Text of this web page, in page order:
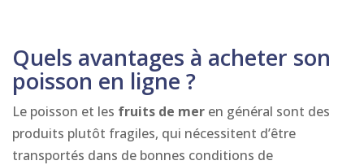
Quels avantages à acheter son
poisson en ligne ?
Le poisson et les fruits de mer en général sont des
produits plutôt fragiles, qui nécessitent d’être
transportés dans de bonnes conditions de